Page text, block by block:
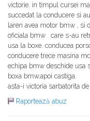
victorie. in timpul cursei
succedat la conducere si
laren avea motor bmw , si
oficiala bmw . care s-au
usa la boxe. conducea
conducere trece masina
echipa bmw deschide usa
boxa bmw,apoi castiga.
asta-i victoria sarbatorita
Raportează abuz